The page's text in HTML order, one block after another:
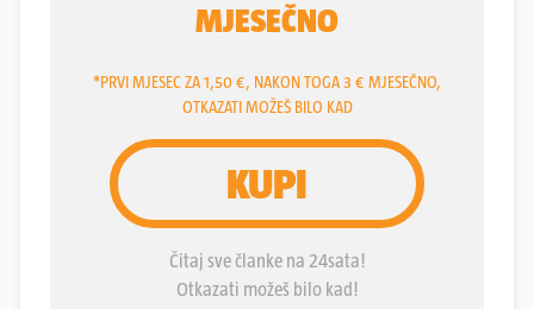
postao je jedan od najvećih globalnih filmskih
brojnih filmskih nagrada - među kojima i osam
nagrada Oscar - Boyleov film donosi toplu priču o
18-godišnjemJamalu Maliku, stanovniku indijskog
slama koji kao natjecatelj indijske verzije kviza
"Tko želi biti milijunaš?" uspijeva točno odgovoriti
na sva pitanja i osvojiti glavnu nagradu. Pošto je
optužen za varanje, policiji prepričava svoju životnu
priču u kojoj objašnjava odakle je znao odgovor na